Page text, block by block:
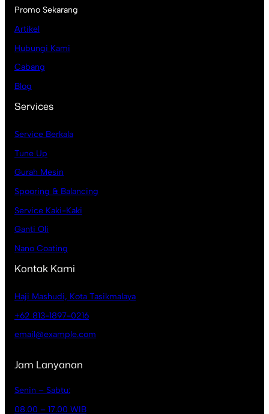
Promo Sekarang
Artikel
Hubungi Kami
Cabang
Blog
Services
Service Berkala
Tune Up
Gurah Mesin
Spooring & Balancing
Service Kaki-Kaki
Ganti Oli
Nano Coating
Kontak Kami
Haji Mashudi, Kota Tasikmalaya
+62 813-1897-0216
email@example.com
Jam Lanyanan
Senin – Sabtu:
08.00 – 17.00 WIB